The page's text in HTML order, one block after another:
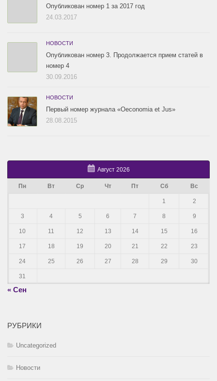
Опубликован номер 1 за 2017 год
24.03.2017
НОВОСТИ
Опубликован номер 3. Продолжается прием статей в
номер 4
30.09.2016
НОВОСТИ
Первый номер журнала «Oeconomia et Jus»
28.08.2015
Август 2026
Пн Вт Ср Чт Пт Сб Вс
1 2
3 4 5 6 7 8 9
10 11 12 13 14 15 16
17 18 19 20 21 22 23
24 25 26 27 28 29 30
31
« Сен
РУБРИКИ
Uncategorized
Новости